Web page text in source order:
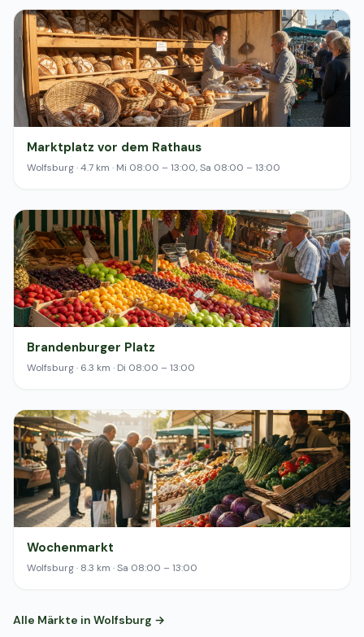
Marktplatz vor dem Rathaus
Wolfsburg · 4.7 km · Mi 08:00 – 13:00, Sa 08:00 – 13:00
Brandenburger Platz
Wolfsburg · 6.3 km · Di 08:00 – 13:00
Wochenmarkt
Wolfsburg · 8.3 km · Sa 08:00 – 13:00
Alle Märkte in Wolfsburg →